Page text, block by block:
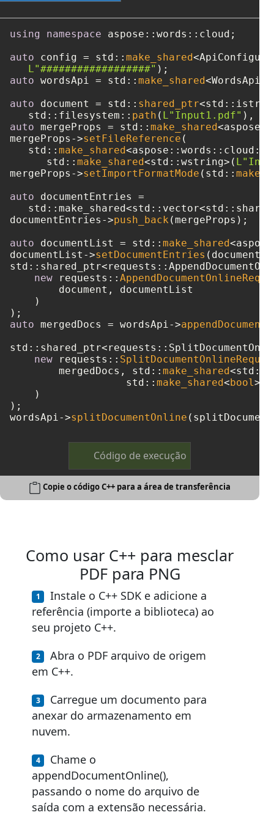
using namespace aspose::words::cloud;
auto config = std:: make_shared
L"##################"
auto wordsApi = std:: make_shared
auto document = std:: shared_ptr
   std::filesystem::
path ( L"Input1.pdf"
auto mergeProps = std:: make_shared
mergeProps->setFileReference (
   std::
make_shared
      std::
make_shared<std::wstring>(
mergeProps->setImportFormatMode (std::
auto documentEntries =
documentEntries->push_back (mergeProps);
auto documentList = std:: make_shared
documentList->setDocumentEntries
new requests::
        document, documentList
    )
auto mergedDocs = wordsApi->
new requests::
        mergedDocs, std::
make_shared
		   std::
make_shared<bool>(
    )
);
wordsApi->splitDocumentOnline
Código de execução
Copie o código C++ para a área de transferência
Como usar C++ para mesclar
PDF para PNG
Instale o C++ SDK e adicione a
referência (importe a biblioteca) ao
seu projeto C++.
Abra o PDF arquivo de origem
em C++.
Carregue um documento para
anexar do armazenamento em
nuvem.
Chame o
appendDocumentOnline(),
passando o nome do arquivo de
saída com a extensão necessária.